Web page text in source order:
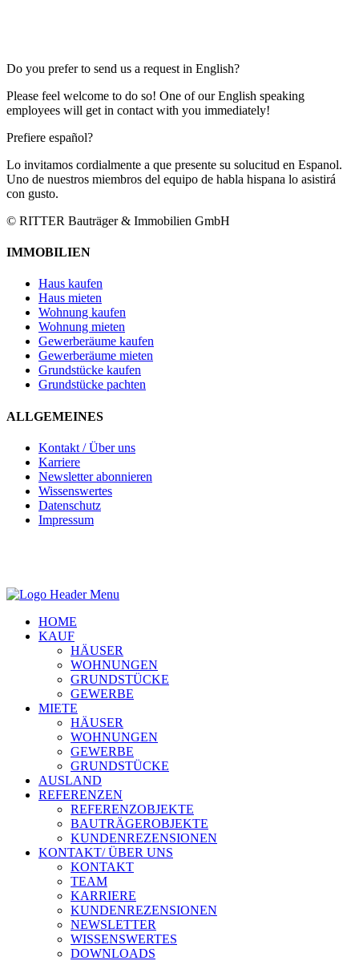
Do you prefer to send us a request in English?
Please feel welcome to do so! One of our English speaking
employees will get in contact with you immediately!
Prefiere español?
Lo invitamos cordialmente a que presente su solucitud en Espanol.
Uno de nuestros miembros del equipo de habla hispana lo asistirá
con gusto.
© RITTER Bauträger & Immobilien GmbH
IMMOBILIEN
Haus kaufen
Haus mieten
Wohnung kaufen
Wohnung mieten
Gewerberäume kaufen
Gewerberäume mieten
Grundstücke kaufen
Grundstücke pachten
ALLGEMEINES
Kontakt / Über uns
Karriere
Newsletter abonnieren
Wissenswertes
Datenschutz
Impressum
HOME
KAUF
HÄUSER
WOHNUNGEN
GRUNDSTÜCKE
GEWERBE
MIETE
HÄUSER
WOHNUNGEN
GEWERBE
GRUNDSTÜCKE
AUSLAND
REFERENZEN
REFERENZOBJEKTE
BAUTRÄGEROBJEKTE
KUNDENREZENSIONEN
KONTAKT/ ÜBER UNS
KONTAKT
TEAM
KARRIERE
KUNDENREZENSIONEN
NEWSLETTER
WISSENSWERTES
DOWNLOADS